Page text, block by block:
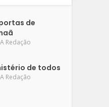
de
A Redação
de todos
A Redação